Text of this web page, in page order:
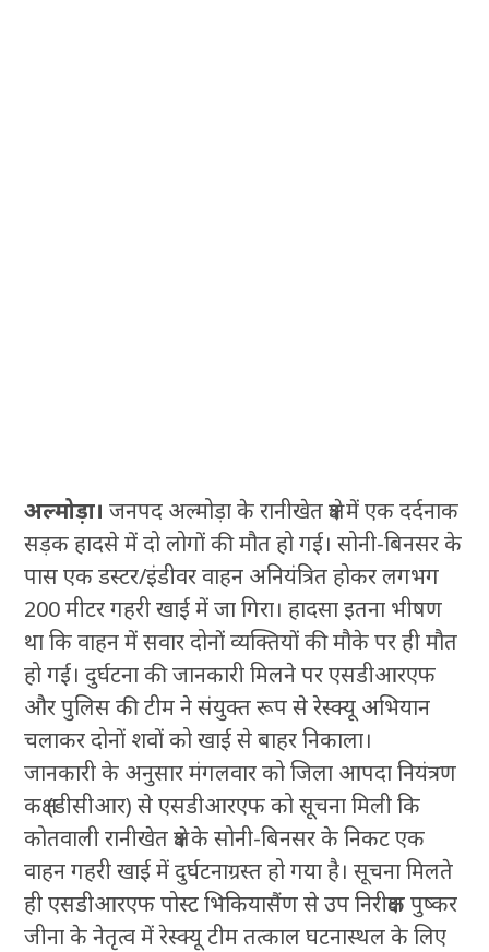
अल्मोड़ा। जनपद अल्मोड़ा के रानीखेत क्षेत्र में एक दर्दनाक
सड़क हादसे में दो लोगों की मौत हो गई। सोनी-बिनसर के
पास एक डस्टर/इंडीवर वाहन अनियंत्रित होकर लगभग
200 मीटर गहरी खाई में जा गिरा। हादसा इतना भीषण
था कि वाहन में सवार दोनों व्यक्तियों की मौके पर ही मौत
हो गई। दुर्घटना की जानकारी मिलने पर एसडीआरएफ
और पुलिस की टीम ने संयुक्त रूप से रेस्क्यू अभियान
चलाकर दोनों शवों को खाई से बाहर निकाला।
जानकारी के अनुसार मंगलवार को जिला आपदा नियंत्रण
कक्ष (डीसीआर) से एसडीआरएफ को सूचना मिली कि
कोतवाली रानीखेत क्षेत्र के सोनी-बिनसर के निकट एक
वाहन गहरी खाई में दुर्घटनाग्रस्त हो गया है। सूचना मिलते
ही एसडीआरएफ पोस्ट भिकियासैंण से उप निरीक्षक पुष्कर
जीना के नेतृत्व में रेस्क्यू टीम तत्काल घटनास्थल के लिए